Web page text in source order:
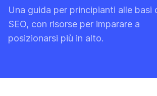
Una guida per principianti alle basi
SEO, con risorse per imparare a
posizionarsi più in alto.